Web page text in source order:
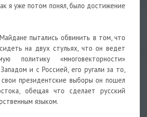
я уже потом понял, было достижение
пытались обвинить в том, что
на двух стульях, что он ведет
политику «многовекторности»
и с Россией, его ругали за то,
президентские выборы он пошел
обещая что сделает русский
языком.